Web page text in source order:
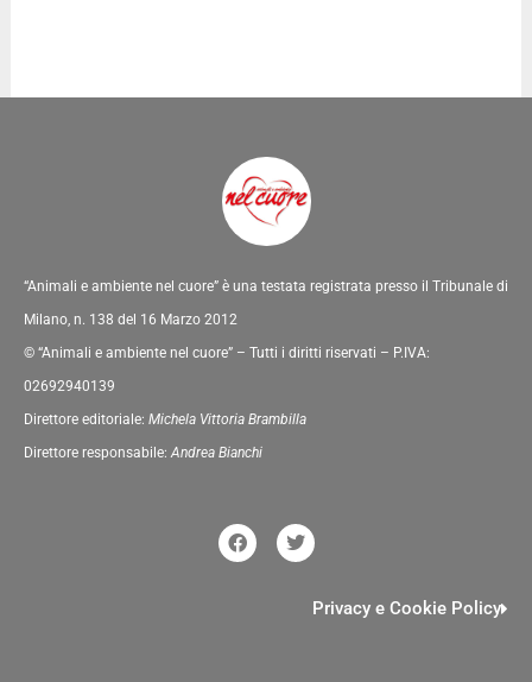
“Animali e ambiente nel cuore” è una testata registrata presso il Tribunale di
Milano, n. 138 del 16 Marzo 2012
© “Animali e ambiente nel cuore” – Tutti i diritti riservati – P.IVA:
02692940139
Direttore editoriale: Michela Vittoria Brambilla
Direttore responsabile:Andrea Bianchi
F
a
c
T
w
i
Privacy e Cookie Policy